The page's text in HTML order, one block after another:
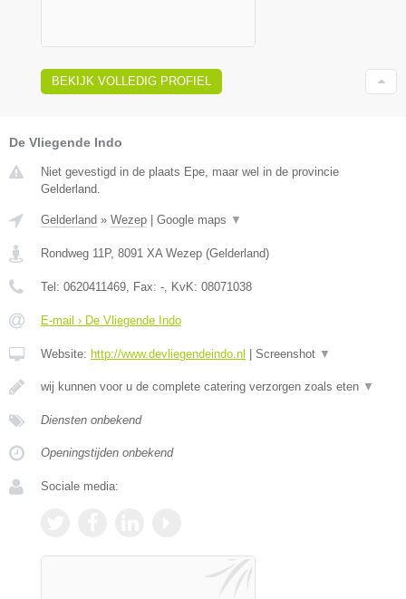
BEKIJK VOLLEDIG PROFIEL
De Vliegende Indo
Niet gevestigd in de plaats Epe, maar wel in de provincie
Gelderland.
Gelderland » Wezep Google maps ▼
Rondweg 11P, 8091 XA Wezep (Gelderland)
Tel: 0620411469, Fax: -, KvK: 08071038
E-mail › De Vliegende Indo
Website: http://www.devliegendeindo.nl Screenshot ▼
wij kunnen voor u de complete catering verzorgen zoals eten ▼
Diensten onbekend
Openingstijden onbekend
Sociale media: